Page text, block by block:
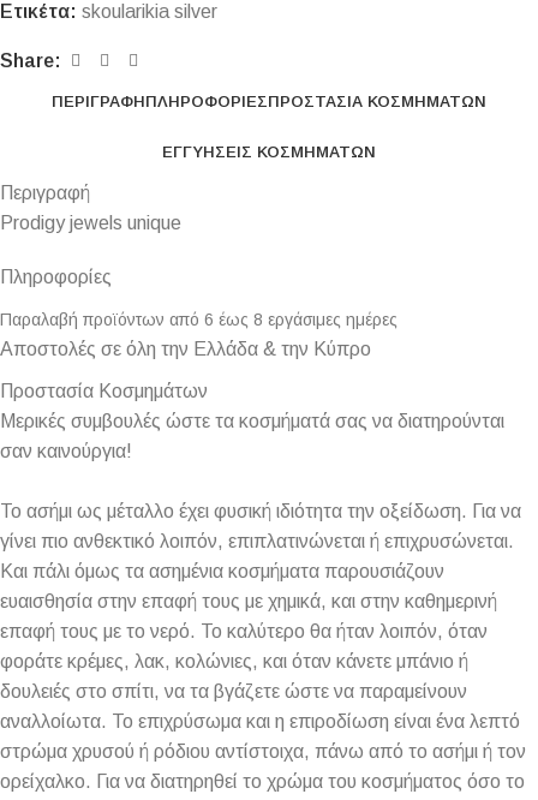
Ετικέτα: skoularikia silver
Share:
ΠΕΡΙΓΡΑΦΉΠΛΗΡΟΦΟΡΊΕΣΠΡΟΣΤΑΣΊΑ ΚΟΣΜΗΜΆΤΩΝ
ΕΓΓΥΉΣΕΙΣ ΚΟΣΜΗΜΆΤΩΝ
Περιγραφή
Prodigy jewels unique
Πληροφορίες
Παραλαβή προϊόντων από 6 έως 8 εργάσιμες ημέρες
Αποστολές σε όλη την Ελλάδα & την Κύπρο
Προστασία Κοσμημάτων
Μερικές συμβουλές ώστε τα κοσμήματά σας να διατηρούνται
σαν καινούργια!
Το ασήμι ως μέταλλο έχει φυσική ιδιότητα την οξείδωση. Για να
γίνει πιο ανθεκτικό λοιπόν, επιπλατινώνεται ή επιχρυσώνεται.
Και πάλι όμως τα ασημένια κοσμήματα παρουσιάζουν
ευαισθησία στην επαφή τους με χημικά, και στην καθημερινή
επαφή τους με το νερό. Το καλύτερο θα ήταν λοιπόν, όταν
φοράτε κρέμες, λακ, κολώνιες, και όταν κάνετε μπάνιο ή
δουλειές στο σπίτι, να τα βγάζετε ώστε να παραμείνουν
αναλλοίωτα. Το επιχρύσωμα και η επιροδίωση είναι ένα λεπτό
στρώμα χρυσού ή ρόδιου αντίστοιχα, πάνω από το ασήμι ή τον
ορείχαλκο. Για να διατηρηθεί το χρώμα του κοσμήματος όσο το